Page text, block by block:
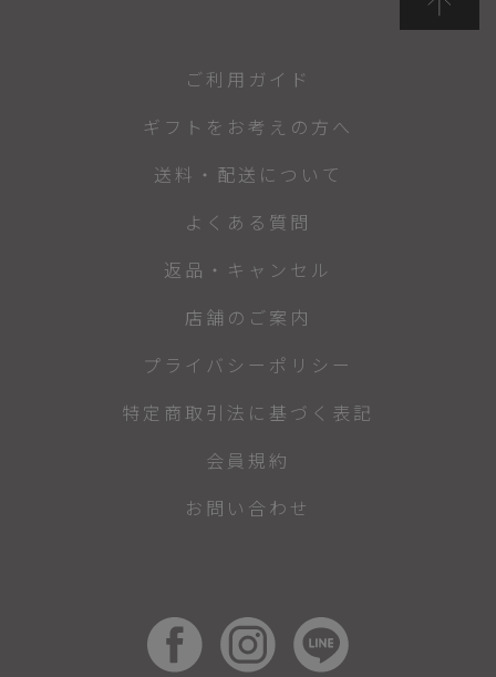
ご利用ガイド
ギフトをお考えの方へ
送料・配送について
よくある質問
返品・キャンセル
店舗のご案内
プライバシーポリシー
特定商取引法に基づく表記
会員規約
お問い合わせ